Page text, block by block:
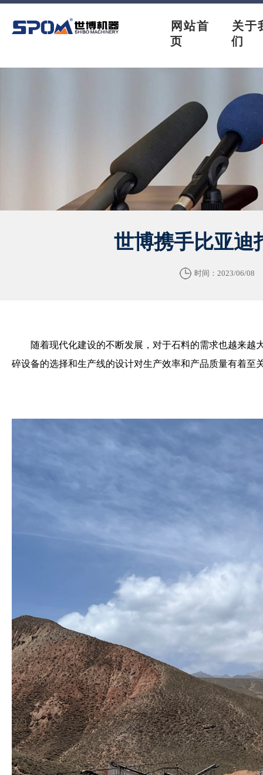
网站首
页
关于
们
世博携手比亚迪
时间：2023/06/08
随着现代化建设的不断发展，对于石料的需求也越来越
碎设备的选择和生产线的设计对生产效率和产品质量有着至